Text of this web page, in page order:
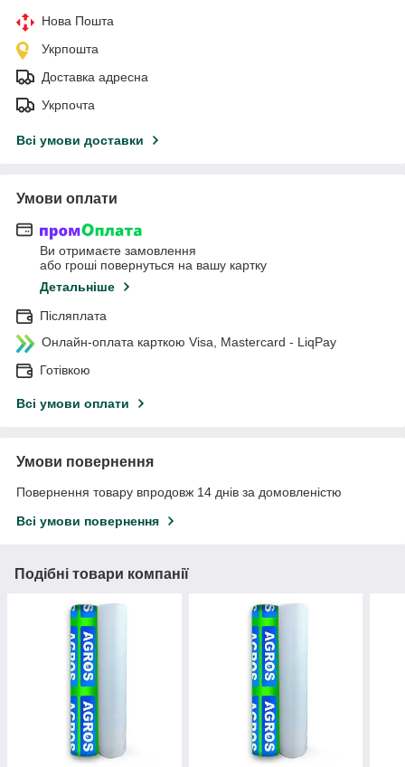
Нова Пошта
Укрпошта
Доставка адресна
Укрпочта
Всі умови доставки
Умови оплати
Ви отримаєте замовлення
або гроші повернуться на вашу картку
Детальніше
Післяплата
Онлайн-оплата карткою Visa, Mastercard - LiqPay
Готівкою
Всі умови оплати
Умови повернення
Повернення товару впродовж 14 днів за домовленістю
Всі умови повернення
Подібні товари компанії